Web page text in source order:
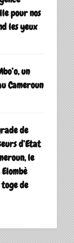
pour nos
les yeux
un
Cameroun
de
d’Etat
le
de